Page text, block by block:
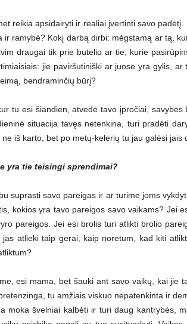
reikia apsidairyti ir realiai įvertinti savo
ir ramybė? Kokį darbą dirbi: mėgstamą ar tą,
draugai tik prie butelio ar tie, kurie
jie paviršutiniški ar juose yra gylis,
bendraminčių būrį?
tu esi šiandien, atvedė tavo įpročiai,
situacija tavęs netenkina, turi pradėti
ne iš karto, bet po metų-kelerių tu jau galėsi jais
yra tie teisingi sprendimai?
suprasti savo pareigas ir ar turime joms
kokios yra tavo pareigos savo vaikams? Jei
pareigos. Jei esi brolis turi atlikti brolio
jas atlieki taip gerai, kaip norėtum, kad kiti
esi mama, bet šauki ant savo vaikų, kai jie
tu amžiais viskuo nepatenkinta ir
moka švelniai kalbėti ir turi daug kantrybės,